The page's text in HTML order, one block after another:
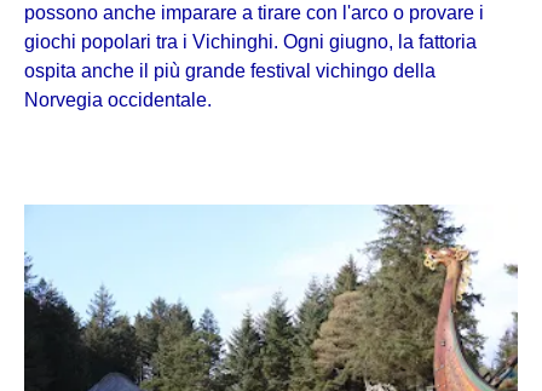
possono anche imparare a tirare con l'arco o provare i
giochi popolari tra i Vichinghi. Ogni giugno, la fattoria
ospita anche il più grande festival vichingo della
Norvegia occidentale.